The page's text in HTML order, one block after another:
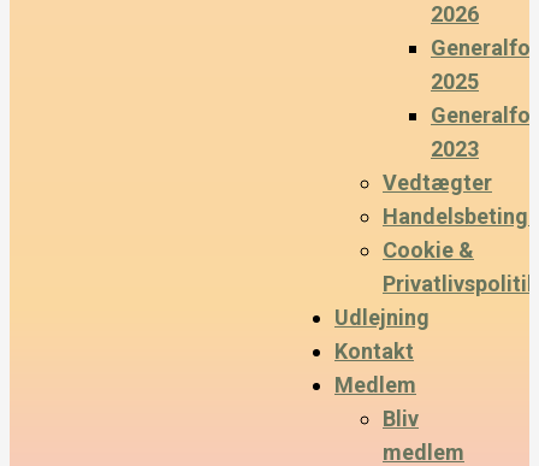
2026
2025
2023
Vedtægter
Cookie &
Privatlivspolitik
Udlejning
Kontakt
Medlem
Bliv
medlem